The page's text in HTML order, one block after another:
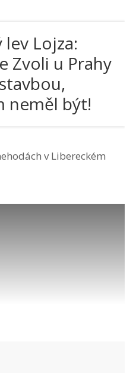
Lojza:
Zvoli u Prahy
neměl být!
v Libereckém